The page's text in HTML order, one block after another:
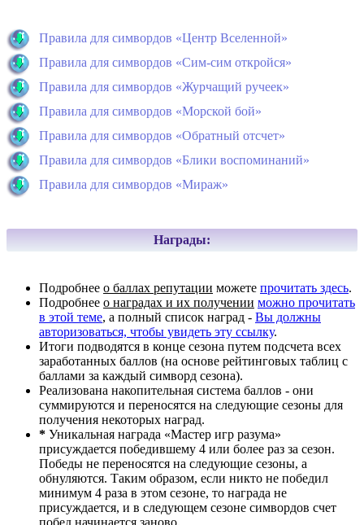
Правила для симвордов «Центр Вселенной»
Правила для симвордов «Сим-сим откройся»
Правила для симвордов «Журчащий ручеек»
Правила для симвордов «Морской бой»
Правила для симвордов «Обратный отсчет»
Правила для симвордов «Блики воспоминаний»
Правила для симвордов «Мираж»
Награды:
Подробнее о баллах репутации можете прочитать здесь.
Подробнее о наградах и их получении можно прочитать
в этой теме, а полный список наград - Вы должны
авторизоваться, чтобы увидеть эту ссылку.
Итоги подводятся в конце сезона путем подсчета всех
заработанных баллов (на основе рейтинговых таблиц с
баллами за каждый симворд сезона).
Реализована накопительная система баллов - они
суммируются и переносятся на следующие сезоны для
получения некоторых наград.
* Уникальная награда «Мастер игр разума»
присуждается победившему 4 или более раз за сезон.
Победы не переносятся на следующие сезоны, а
обнуляются. Таким образом, если никто не победил
минимум 4 раза в этом сезоне, то награда не
присуждается, и в следующем сезоне симвордов счет